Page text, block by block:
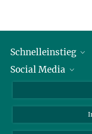
Schnelleinstieg
Alumni
Social Media
Facebook